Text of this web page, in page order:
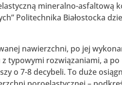
mineralno-asfaltową
Politechnika Białostocka
nawierzchni, po jej
z typowymi rozwiązaniami, a
o 7-8 decybeli. To duże